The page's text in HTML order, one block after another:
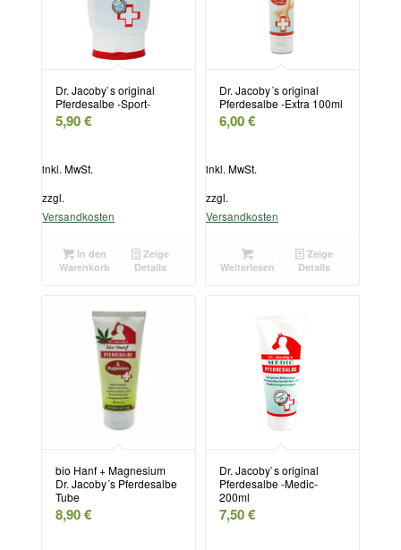
Dr. Jacoby`s original
Pferdesalbe -Sport-
5,90€
inkl. MwSt.
zzgl.
Versandkosten
In den
Warenkorb
Zeige
Details
Dr. Jacoby´s original
Pferdesalbe -Extra 100ml
6,00€
inkl. MwSt.
zzgl.
Versandkosten
Weiterlesen
Zeige
Details
bio Hanf + Magnesium
Dr. Jacoby´s Pferdesalbe
Tube
8,90€
Dr. Jacoby`s original
Pferdesalbe -Medic-
200ml
7,50€